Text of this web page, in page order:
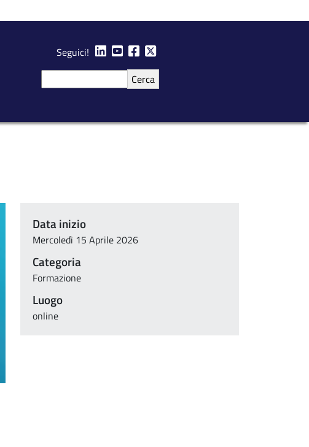
Seguici!
Data inizio
Mercoledì 15 Aprile 2026
Categoria
Formazione
Luogo
online